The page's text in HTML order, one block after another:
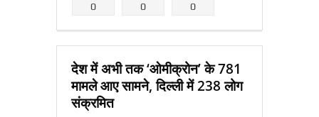
0 0 0
देश में अभी तक ‘ओमीक्रोन’ के 781
मामले आए सामने, दिल्ली में 238 लोग
संक्रमित